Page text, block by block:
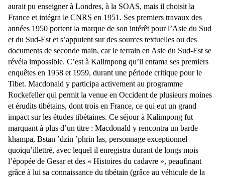
aurait pu enseigner à Londres, à la SOAS, mais il choisit la
France et intégra le CNRS en 1951. Ses premiers travaux des
années 1950 portent la marque de son intérêt pour l’Asie du Sud
et du Sud-Est et s’appuient sur des sources textuelles ou des
documents de seconde main, car le terrain en Asie du Sud-Est se
révéla impossible. C’est à Kalimpong qu’il entama ses premiers
enquêtes en 1958 et 1959, durant une période critique pour le
Tibet. Macdonald y participa activement au programme
Rockefeller qui permit la venue en Occident de plusieurs moines
et érudits tibétains, dont trois en France, ce qui eut un grand
impact sur les études tibétaines. Ce séjour à Kalimpong fut
marquant à plus d’un titre : Macdonald y rencontra un barde
khampa, Bstan ’dzin ’phrin las, personnage exceptionnel
quoiqu’illettré, avec lequel il enregistra durant de longs mois
l’épopée de Gesar et des « Histoires du cadavre », peaufinant
grâce à lui sa connaissance du tibétain (grâce au véhicule de la